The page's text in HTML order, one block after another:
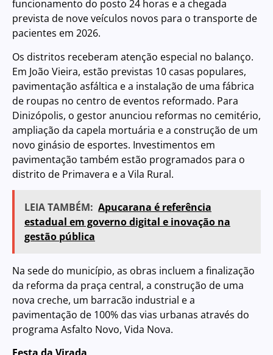
funcionamento do posto 24 horas e a chegada
prevista de nove veículos novos para o transporte de
pacientes em 2026.
Os distritos receberam atenção especial no balanço.
Em João Vieira, estão previstas 10 casas populares,
pavimentação asfáltica e a instalação de uma fábrica
de roupas no centro de eventos reformado. Para
Dinizópolis, o gestor anunciou reformas no cemitério,
ampliação da capela mortuária e a construção de um
novo ginásio de esportes. Investimentos em
pavimentação também estão programados para o
distrito de Primavera e a Vila Rural.
LEIA TAMBÉM: Apucarana é referência
estadual em governo digital e inovação na
gestão pública
Na sede do município, as obras incluem a finalização
da reforma da praça central, a construção de uma
nova creche, um barracão industrial e a
pavimentação de 100% das vias urbanas através do
programa Asfalto Novo, Vida Nova.